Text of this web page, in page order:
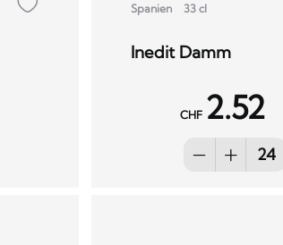
Spanien 33 cl
Inedit Damm
CHF 2.52